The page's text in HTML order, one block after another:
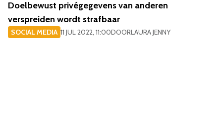
Doelbewust privégegevens van anderen
verspreiden wordt strafbaar
SOCIAL MEDIA 11 JUL 2022, 11:00DOORLAURA JENNY